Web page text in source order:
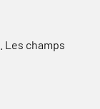
Les champs